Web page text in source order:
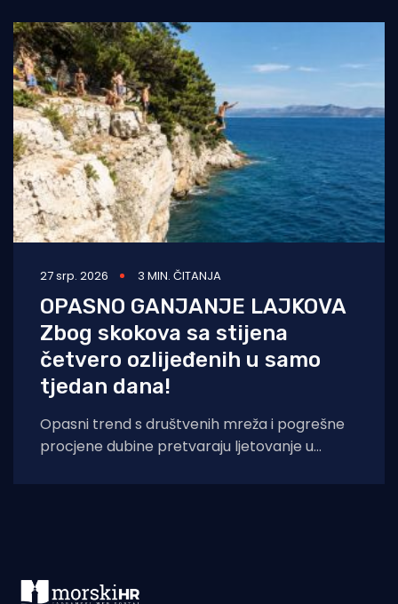
27 srp. 2026 3 MIN. ČITANJA
OPASNO GANJANJE LAJKOVA
Zbog skokova sa stijena
četvero ozlijeđenih u samo
tjedan dana!
Opasni trend s društvenih mreža i pogrešne
procjene dubine pretvaraju ljetovanje u